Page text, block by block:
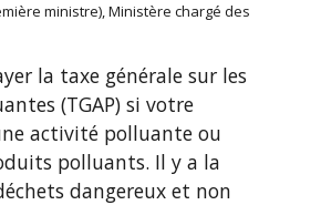
ministre), Ministère chargé des
la taxe générale sur les
(TGAP) si votre
activité polluante ou
polluants. Il y a la
dangereux et non